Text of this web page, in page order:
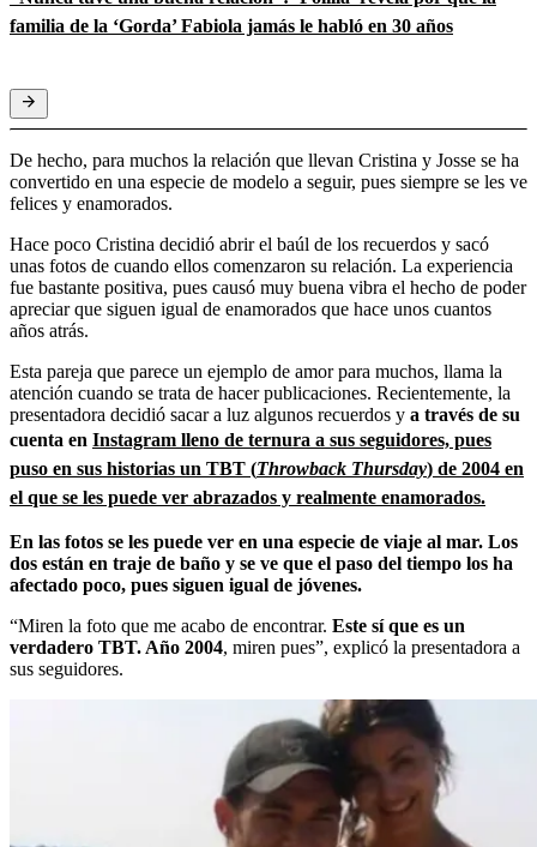
familia de la ‘Gorda’ Fabiola jamás le habló en 30 años
De hecho, para muchos la relación que llevan Cristina y Josse se ha
convertido en una especie de modelo a seguir, pues siempre se les ve
felices y enamorados.
Hace poco Cristina decidió abrir el baúl de los recuerdos y sacó
unas fotos de cuando ellos comenzaron su relación. La experiencia
fue bastante positiva, pues causó muy buena vibra el hecho de poder
apreciar que siguen igual de enamorados que hace unos cuantos
años atrás.
Esta pareja que parece un ejemplo de amor para muchos, llama la
atención cuando se trata de hacer publicaciones. Recientemente, la
presentadora decidió sacar a luz algunos recuerdos y a través de su
cuenta en Instagram lleno de ternura a sus seguidores, pues
puso en sus historias un TBT (Throwback Thursday) de 2004 en
el que se les puede ver abrazados y realmente enamorados.
En las fotos se les puede ver en una especie de viaje al mar. Los
dos están en traje de baño y se ve que el paso del tiempo los ha
afectado poco, pues siguen igual de jóvenes.
“Miren la foto que me acabo de encontrar. Este sí que es un
verdadero TBT. Año 2004, miren pues”, explicó la presentadora a
sus seguidores.